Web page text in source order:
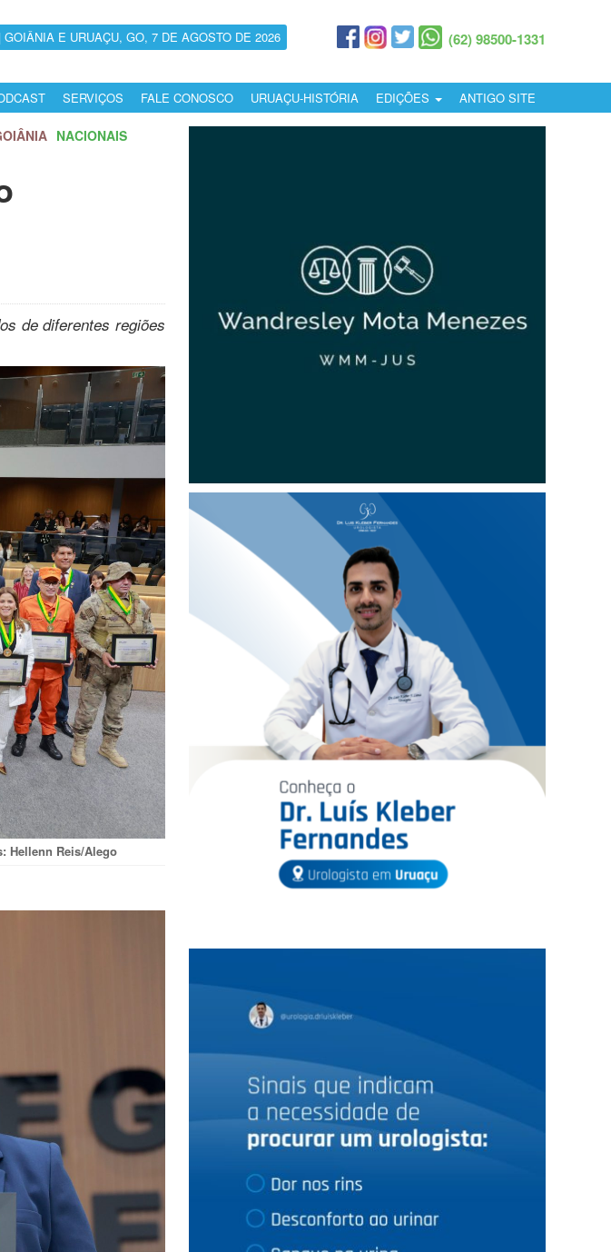
GOIÂNIA E URUAÇU, GO, 7 DE AGOSTO DE 2026 (62) 98500-1331
SERVIÇOS FALE CONOSCO URUAÇU-HISTÓRIA EDIÇÕES ANTIGO SITE
NACIONAIS
de diferentes regiões
Hellenn Reis/Alego